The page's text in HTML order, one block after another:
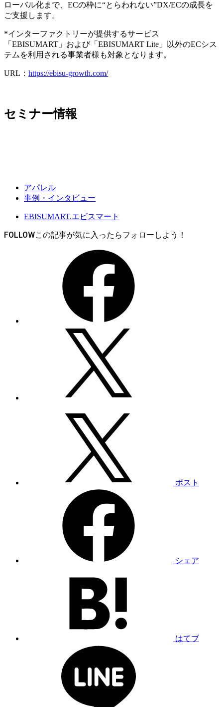
ローバル化まで、ECの枠に“とらわれない”DX/ECの成長を
ご支援します。
*インターファクトリーが提供するサービス
「EBISUMART」および「EBISUMART Lite」以外のECシス
テムを利用される事業者様も対象となります。
URL： https://ebisu-growth.com/
セミナー情報
アパレル
事例・インタビュー
EBISUMART.エビスマート
FOLLOW
ポスト
シェア
はてブ